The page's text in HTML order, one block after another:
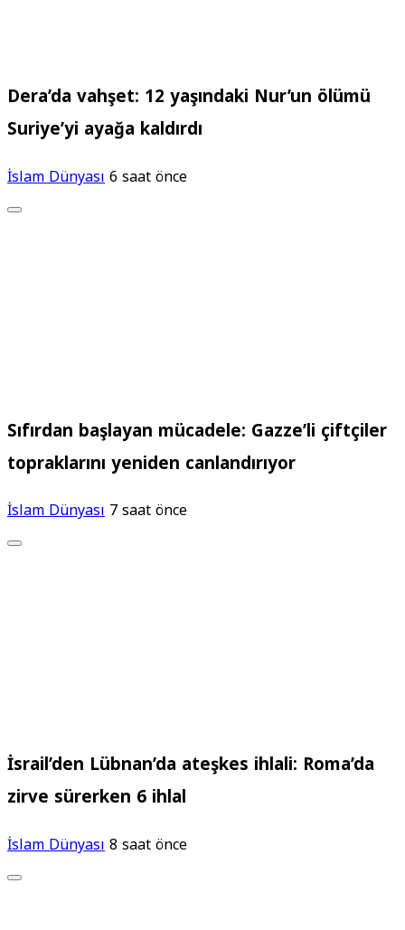
Dera’da vahşet: 12 yaşındaki Nur’un ölümü
Suriye’yi ayağa kaldırdı
İslam Dünyası6 saat önce
Sıfırdan başlayan mücadele: Gazze’li çiftçiler
topraklarını yeniden canlandırıyor
İslam Dünyası7 saat önce
İsrail’den Lübnan’da ateşkes ihlali: Roma’da
zirve sürerken 6 ihlal
İslam Dünyası8 saat önce